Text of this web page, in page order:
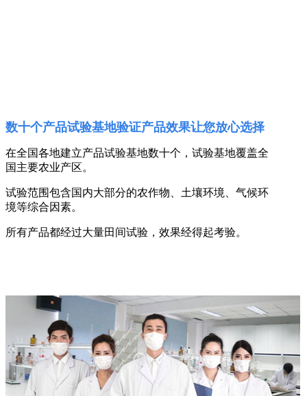
数十个产品试验基地验证产品效果让您放心选择
在全国各地建立产品试验基地数十个，试验基地覆盖全
国主要农业产区。
试验范围包含国内大部分的农作物、土壤环境、气候环
境等综合因素。
所有产品都经过大量田间试验，效果经得起考验。